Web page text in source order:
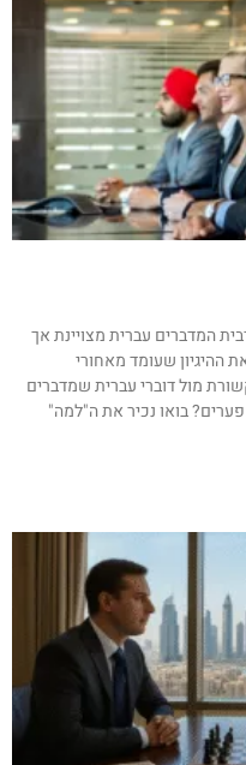
המדברים עברית מצויינת אך
ההיגיון שעומד מאחורי
מול דוברי עברית שמדברים
בואו נכיר את ה"למה"